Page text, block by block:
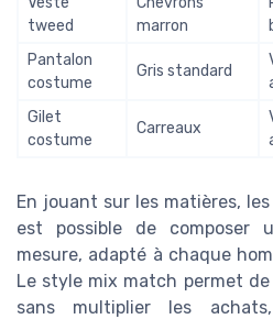
tweed
marron
Pantalon
costume
Gris standard
Gilet
costume
Carreaux
En jouant sur les matières,
est possible de composer
mesure, adapté à chaque
Le style mix match permet
sans multiplier les